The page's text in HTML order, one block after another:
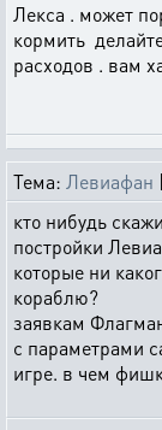
Лекса . может
кормить
расходов . вам
Тема: Левиафан |
кто нибудь
постройки
которые ни
заявкам
с параметрами
игре. в чем